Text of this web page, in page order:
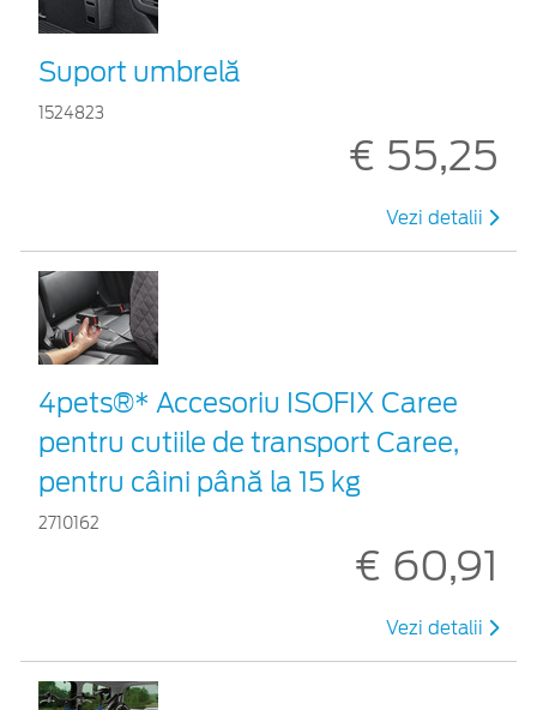
Suport umbrelă
1524823
€ 55,25
Vezi detalii
4pets®* Accesoriu ISOFIX Caree
pentru cutiile de transport Caree,
pentru câini până la 15 kg
2710162
€ 60,91
Vezi detalii